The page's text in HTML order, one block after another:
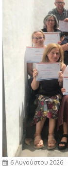
6 Αυγούστου 2026